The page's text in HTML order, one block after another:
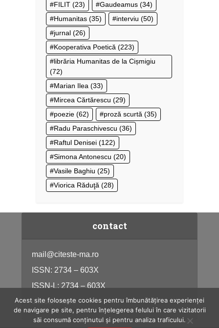
FILIT (23) Gaudeamus (34)
Humanitas (35) interviu (50)
jurnal (26)
Kooperativa Poetică (223)
librăria Humanitas de la Cișmigiu
(72)
Marian Ilea (33)
Mircea Cărtărescu (29)
poezie (62) proză scurtă (35)
Radu Paraschivescu (36)
Raftul Denisei (122)
Simona Antonescu (20)
Vasile Baghiu (25)
Viorica Răduţă (28)
contact
mail@citeste-ma.ro
ISSN: 2734 – 603X
ISSN-L: 2734 – 603X
citeste-ma.ro
Acest site folosește cookies pentru îmbunătățirea experienței
de navigare pe site, pentru înțelegerea felului în care vizitatorii
săi consumă conținutul și pentru analiza traficului.